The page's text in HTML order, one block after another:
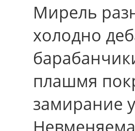
Мирель
холодно
плашмя
замирание